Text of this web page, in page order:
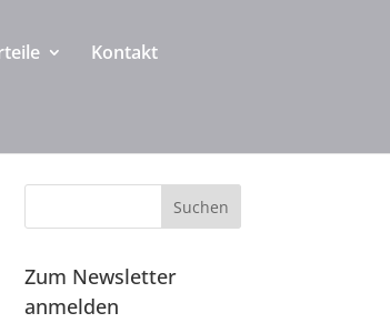
Kontakt
Zum Newsletter
anmelden